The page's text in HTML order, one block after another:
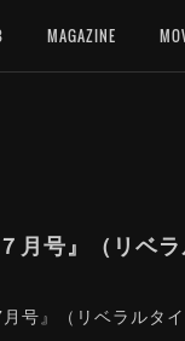
MAGAZINE
月号』（リベ
号』（リベラルタ